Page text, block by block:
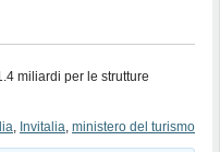
miliardi per le strutture
, Invitalia, ministero del turismo